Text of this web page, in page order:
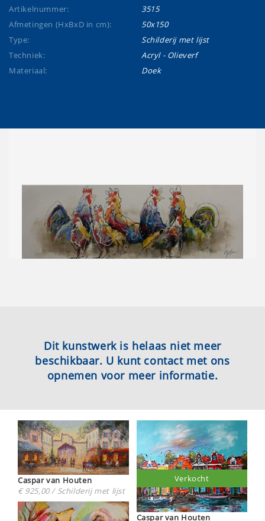
Artikelnummer:
3515
Afmetingen (HxBxD in cm):
50x150
Type:
Schilderij met lijst
Techniek:
Acryl - Olieverf
Materiaal:
Doek
Dit kunstwerk is helaas niet meer
beschikbaar. U kunt contact met ons
opnemen voor meer informatie.
Caspar van Houten
€ 925,00 / Schilderij met lijst
Caspar van Houten
Verkocht